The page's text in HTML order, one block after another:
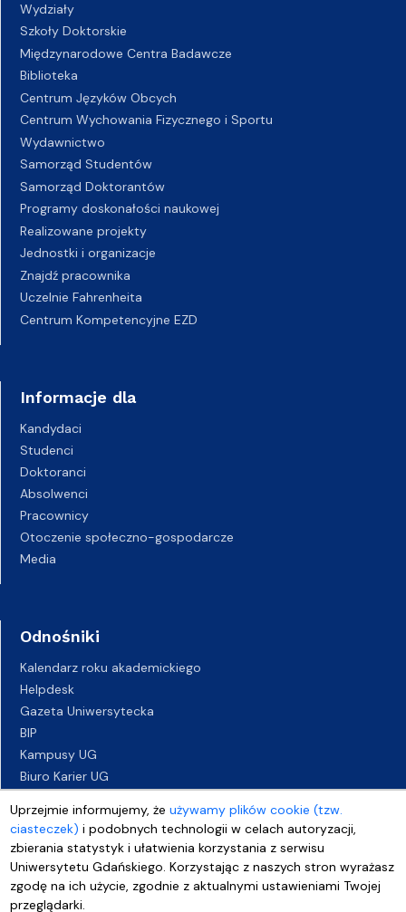
Uprzejmie informujemy, żeużywamy plików cookie (tzw.
ciasteczek) i podobnych technologii w celach autoryzacji,
zbierania statystyk i ułatwienia korzystania z serwisu
Uniwersytetu Gdańskiego. Korzystając z naszych stron wyrażasz
zgodę na ich użycie, zgodnie z aktualnymi ustawieniami Twojej
przeglądarki.
Wydziały
Szkoły Doktorskie
Międzynarodowe Centra Badawcze
Biblioteka
Centrum Języków Obcych
Centrum Wychowania Fizycznego i Sportu
Wydawnictwo
Samorząd Studentów
Samorząd Doktorantów
Programy doskonałości naukowej
Realizowane projekty
Jednostki i organizacje
Znajdź pracownika
Uczelnie Fahrenheita
Centrum Kompetencyjne EZD
Informacje dla
Kandydaci
Studenci
Doktoranci
Absolwenci
Pracownicy
Otoczenie społeczno-gospodarcze
Media
Odnośniki
Kalendarz roku akademickiego
Helpdesk
Gazeta Uniwersytecka
BIP
Kampusy UG
Biuro Karier UG
Deklaracja dostępności